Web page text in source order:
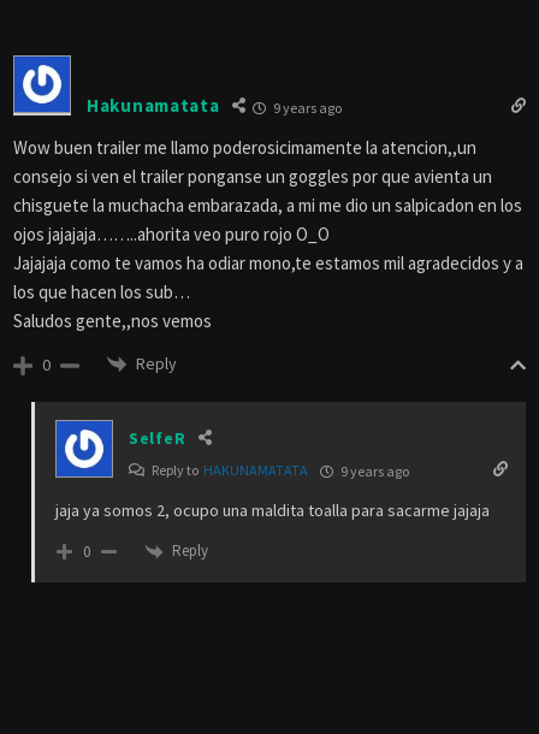
Hakunamatata 9 years ago
Wow buen trailer me llamo poderosicimamente la atencion,,un
consejo si ven el trailer ponganse un goggles por que avienta un
chisguete la muchacha embarazada, a mi me dio un salpicadon en los
ojos jajajaja……..ahorita veo puro rojo O_O
Jajajaja como te vamos ha odiar mono,te estamos mil agradecidos y a
los que hacen los sub…
Saludos gente,,nos vemos
0 Reply
SelfeR
Reply to HAKUNAMATATA 9 years ago
jaja ya somos 2, ocupo una maldita toalla para sacarme jajaja
0 Reply